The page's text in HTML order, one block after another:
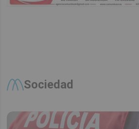
Sociedad